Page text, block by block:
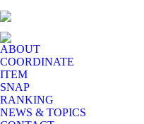
ABOUT
COORDINATE
ITEM
SNAP
RANKING
NEWS & TOPICS